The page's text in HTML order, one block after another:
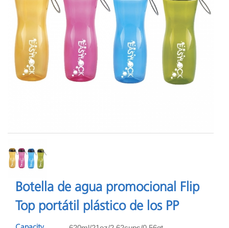
Botella de agua promocional Flip
Top portátil plástico de los PP